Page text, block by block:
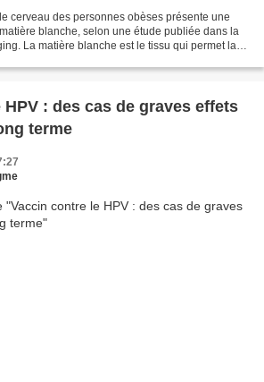
cerveau des personnes obèses présente une
blanche, selon une étude publiée dans la
La matière blanche est le tissu qui permet la
: des cas de graves effets
terme